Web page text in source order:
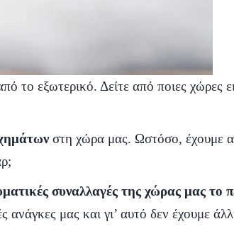
εξωτερικό. Δείτε από ποιες χώρες
στη χώρα μας. Ωστόσο, έχουμε
συναλλαγές της χώρας μας το
ανάγκες μας και γι’ αυτό δεν έχουμε